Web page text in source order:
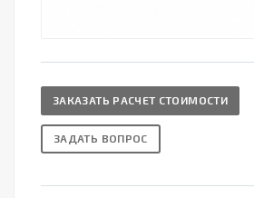
ЗАКАЗАТЬ РАСЧЕТ СТОИМОСТИ
ЗАДАТЬ ВОПРОС